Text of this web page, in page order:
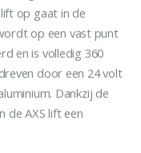
op gaat in de
op een vast punt
en is volledig 360
door een 24 volt
Dankzij de
de AXS lift een